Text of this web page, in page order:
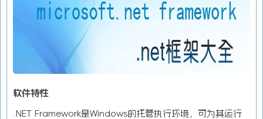
软件特性
.NET Framework是Windows的托管执行环境，可为其运行